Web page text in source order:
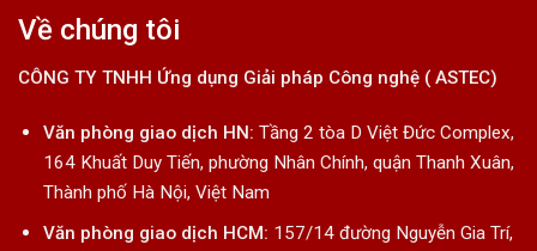
Về chúng tôi
CÔNG TY TNHH Ứng dụng Giải pháp Công nghệ ( ASTEC)
Văn phòng giao dịch HN: Tầng 2 tòa D Việt Đức Complex,
164 Khuất Duy Tiến, phường Nhân Chính, quận Thanh Xuân,
Thành phố Hà Nội, Việt Nam
Văn phòng giao dịch HCM: 157/14 đường Nguyễn Gia Trí,